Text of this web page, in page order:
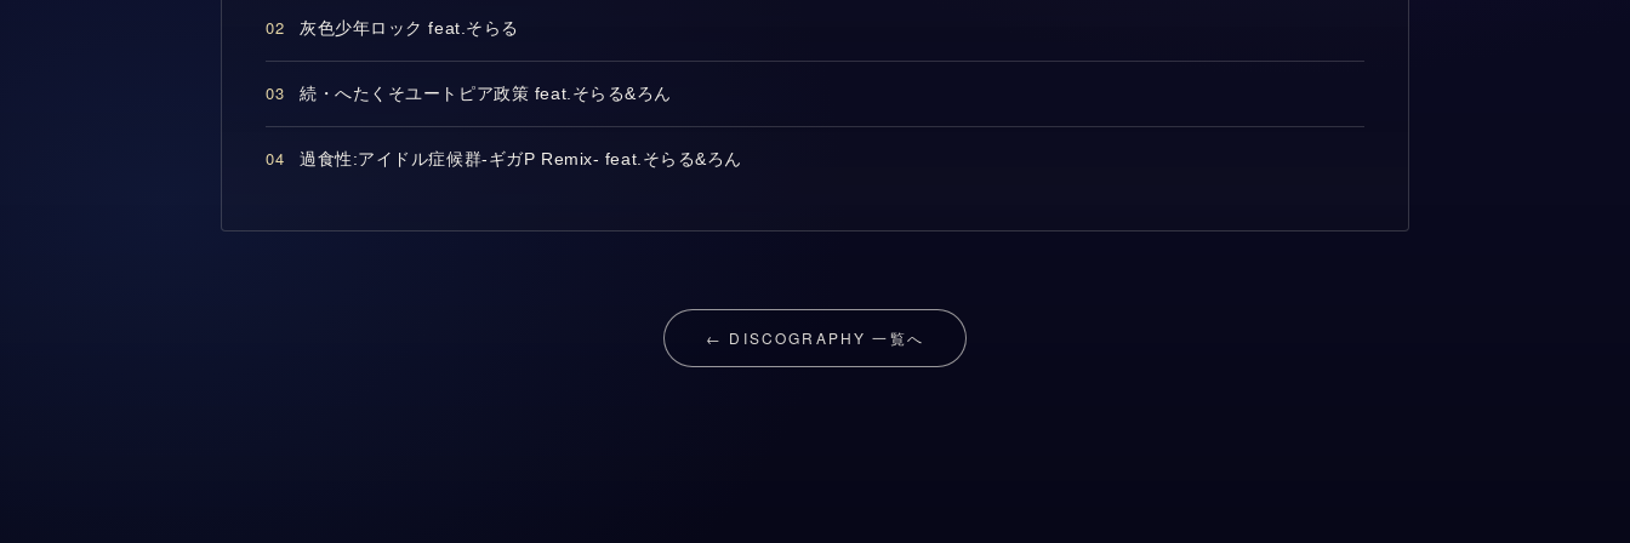
02 灰色少年ロック feat.そらる
03 続・へたくそユートピア政策 feat.そらる&ろん
04 過食性:アイドル症候群-ギガP Remix- feat.そらる&ろん
← DISCOGRAPHY 一覧へ